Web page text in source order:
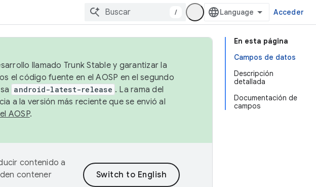
/ Acceder
En esta página
Campos de datos
Descripción
detallada
Documentación de
campos
llamado Trunk Stable y garantizar la
el código fuente en el AOSP en el segundo
android-latest-release . La rama del
a la versión más reciente que se envió al
AOSP.
contenido a
contener